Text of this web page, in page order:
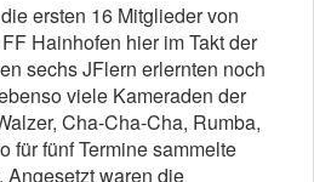
ersten 16 Mitglieder von
Hainhofen hier im Takt der
sechs JFlern erlernten noch
viele Kameraden der
Cha-Cha-Cha, Rumba,
für fünf Termine sammelte
Angesetzt waren die